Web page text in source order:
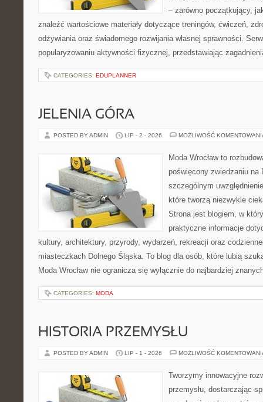
– zarówno początkujący,
znaleźć wartościowe materiały dotyczące treningów, ćwiczeń,
odżywiania oraz świadomego rozwijania własnej sprawności.
popularyzowaniu aktywności fizycznej, przedstawiając
CATEGORIES: EDUPLANNER
JELENIA GÓRA
POSTED BY ADMIN LIP - 2 - 2026 MOŻLIWOŚĆ
Moda Wrocław to
poświęcony zwiedzaniu na
szczególnym
które tworzą niezwykle
Strona jest blogiem, w
praktyczne informacje
kultury, architektury, przyrody, wydarzeń, rekreacji oraz
miasteczkach Dolnego Śląska. To blog dla osób, które lubią
Moda Wrocław nie ogranicza się wyłącznie do najbardziej
CATEGORIES: MODA
HISTORIA PRZEMYSŁU
POSTED BY ADMIN LIP - 1 - 2026 MOŻLIWOŚĆ
Tworzymy innowacyjne
przemysłu, dostarczając